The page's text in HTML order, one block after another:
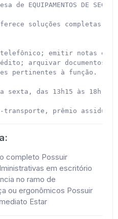
de EQUIPAMENTOS DE
soluções completas
telefônico; emitir notas e
arquivar documentos
pertinentes à função.
a sexta, das 13h15 às
transporte, prêmio
completo Possuir
em escritório
no ramo de
ou ergonômicos Possuir
Estar